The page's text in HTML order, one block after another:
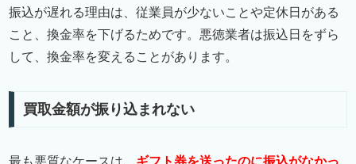
振込が遅れる理由は、従業員が少ないことや定休日がある
こと、換金率を下げるためです。悪徳業者は振込日をずら
して、換金率を変えることがあります。
買取金額が振り込まれない
最も悪質なケースは、 ギフト券を送ったのに振込がなかっ